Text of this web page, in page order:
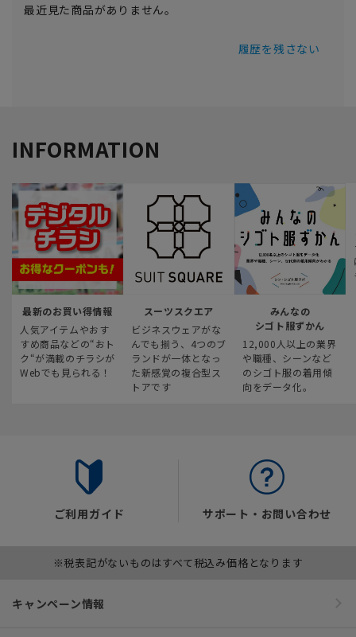
最近見た商品がありません。
履歴を残さない
INFORMATION
最新のお買い得情報
人気アイテムやおす
すめ商品などの“おト
ク“が満載のチラシが
Webでも見られる！
スーツスクエア
ビジネスウェアがな
んでも揃う、4つのブ
ランドが一体となっ
た新感覚の複合型ス
トアです
みんなの
シゴト服ずかん
12,000人以上の業界
や職種、シーンなど
のシゴト服の着用傾
向をデータ化。
ご利用ガイド サポート・お問い合わせ
※税表記がないものはすべて税込み価格となります
キャンペーン情報